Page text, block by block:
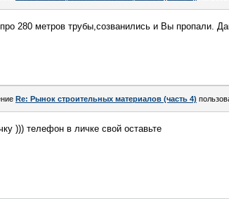
280 метров трубы,созванились и Вы пропали.
Re: Рынок строительных материалов (часть 4)
))) телефон в личке свой оставьте